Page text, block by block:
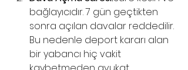
bağlayıcıdır. 7 gün geçtikten
sonra açılan davalar reddedilir.
Bu nedenle deport kararı alan
bir yabancı hiç vakit